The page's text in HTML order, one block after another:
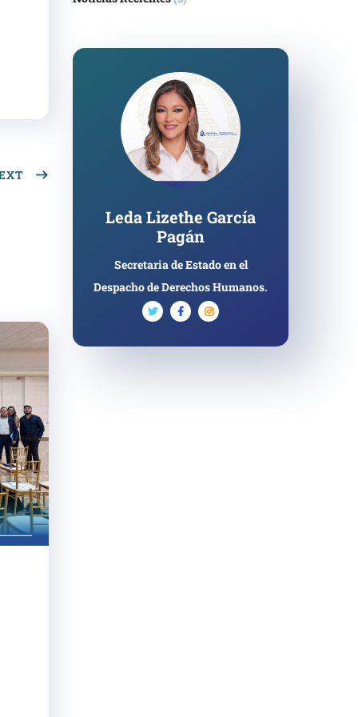
Leda Lizethe García
Pagán
Secretaria de Estado en el
Despacho de Derechos Humanos.